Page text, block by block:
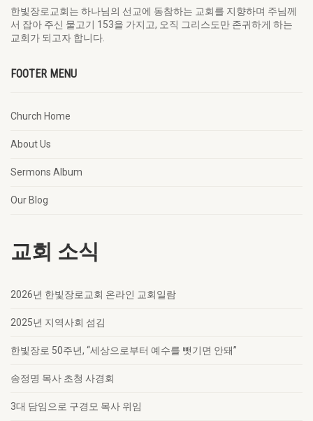
한빛장로교회는 하나님의 선교에 동참하는 교회를 지향하며 주님께
서 잡아 주신 물고기 153을 가지고, 오직 그리스도만 존귀하게 하는
교회가 되고자 합니다.
FOOTER MENU
Church Home
About Us
Sermons Album
Our Blog
교회 소식
2026년 한빛장로교회 온라인 교회일람
2025년 지역사회 섬김
한빛장로 50주년, “세상으로부터 예수를 뺏기면 안돼”
송정명 목사 초청 사경회
3대 담임으로 구경모 목사 위임